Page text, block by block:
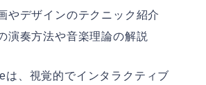
やデザインのテクニック紹介
演奏方法や音楽理論の解説
は、視覚的でインタラクティブ